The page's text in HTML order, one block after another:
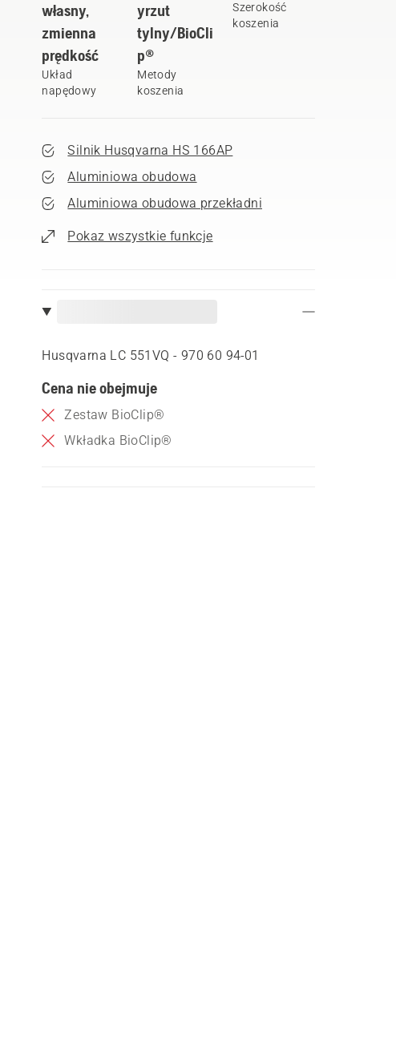
własny,
zmienna
prędkość
Układ
napędowy
yrzut
tylny/BioCli
p®
Metody
koszenia
Szerokość
koszenia
Silnik Husqvarna HS 166AP
Aluminiowa obudowa
Aluminiowa obudowa przekładni
Pokaz wszystkie funkcje
Husqvarna LC 551VQ - 970 60 94‑01
Cena nie obejmuje
Zestaw BioClip®
Wkładka BioClip®